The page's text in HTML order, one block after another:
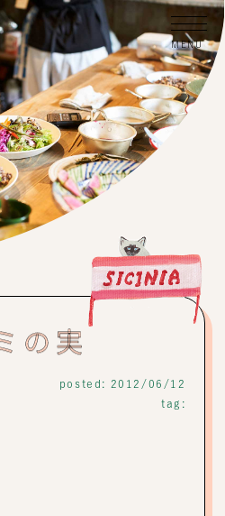
の実
posted: 2012/06/12
tag: